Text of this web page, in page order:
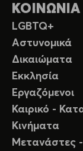
ΚΟΙΝΩΝΙΑ
LGBTQ+
Αστυνομικά
Δικαιώματα
Εκκλησία
Εργαζόμενοι
Καιρικό -
Κινήματα
Μετανάστες